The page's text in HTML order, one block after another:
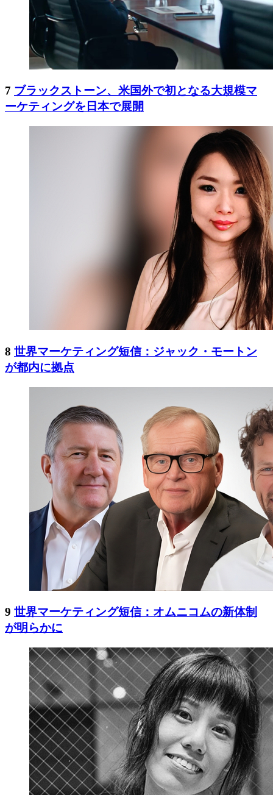
7 ブラックストーン、米国外で初となる大規模マ
ーケティングを日本で展開
8 世界マーケティング短信：ジャック・モートン
が都内に拠点
9 世界マーケティング短信：オムニコムの新体制
が明らかに